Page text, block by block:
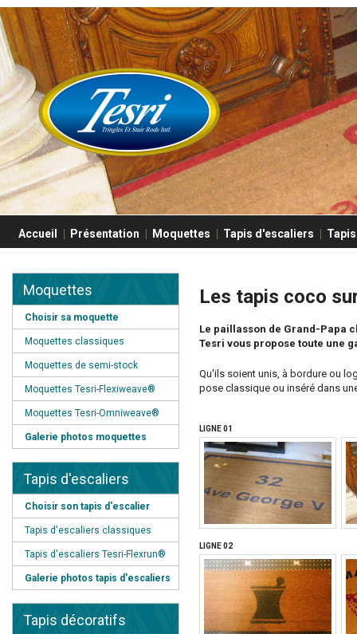
Accueil Présentation Moquettes Tapis d'escaliers
Les tapis coco
Le paillasson de Grand-Papa
Tesri vous propose toute une
Qu'ils soient unis, à bordure ou
pose classique ou inséré dans
LIGNE 01
LIGNE 02
Moquettes
Choisir sa moquette
Moquettes classiques
Moquettes de semi-stock
Moquettes Tesri-Flexiweave®
Moquettes Tesri-Omniweave®
Galerie photos moquettes
Tapis d'escaliers
Choisir son tapis d'escalier
Tapis d'escaliers classiques
Tapis d'escaliers Tesri-Flexrun®
Galerie photos tapis d'escaliers
Tapis décoratifs